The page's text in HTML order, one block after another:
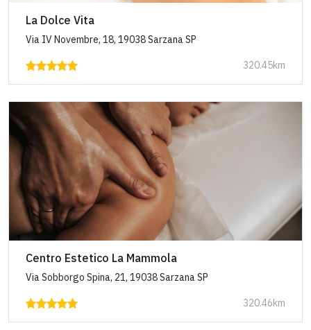
La Dolce Vita
Via IV Novembre, 18, 19038 Sarzana SP
320.45km
Centro Estetico La Mammola
Via Sobborgo Spina, 21, 19038 Sarzana SP
320.46km